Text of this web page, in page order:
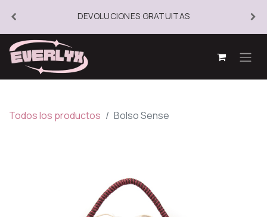
DEVOLUCIONES GRATUITAS
Todos los productos Bolso Sense